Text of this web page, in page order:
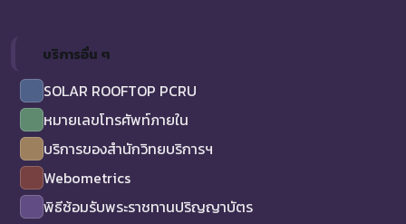
บริการอื่น ๆ
SOLAR ROOFTOP PCRU
หมายเลขโทรศัพท์ภายใน
บริการของสำนักวิทยบริการฯ
Webometrics
พิธีซ้อมรับพระราชทานปริญญาบัตร